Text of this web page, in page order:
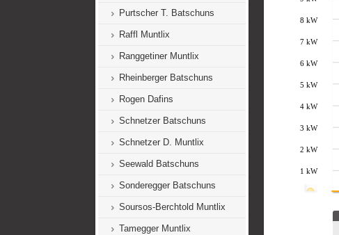
Purtscher T. Batschuns
Raffl Muntlix
Ranggetiner Muntlix
Rheinberger Batschuns
Rogen Dafins
Schnetzer Batschuns
Schnetzer D. Muntlix
Seewald Batschuns
Sonderegger Batschuns
Soursos-Berchtold Muntlix
Tamegger Muntlix